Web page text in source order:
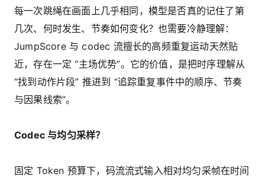
每一次跳绳在画面上几乎相同，模型是否真的记住了第
几次、何时发生、节奏如何变化？也需要冷静理解：
JumpScore 与 codec 流擅长的高频重复运动天然贴
近，存在一定 “主场优势”。它的价值，是把时序理解从
“找到动作片段” 推进到 “追踪重复事件中的顺序、节奏
与因果线索”。
Codec 与均匀采样？
固定 Token 预算下，码流流式输入相对均匀采帧在时间